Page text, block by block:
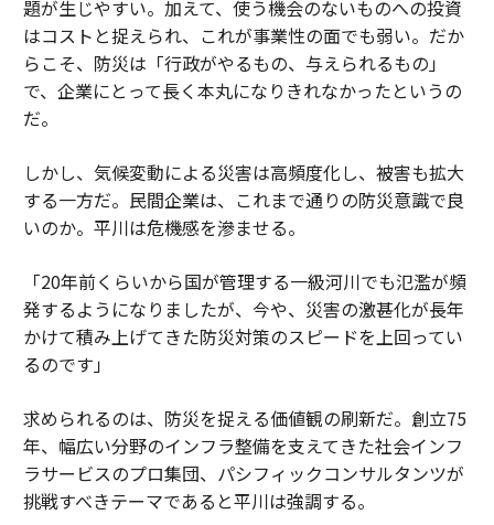
題が生じやすい。加えて、使う機会のないものへの投資
はコストと捉えられ、これが事業性の面でも弱い。だか
らこそ、防災は「行政がやるもの、与えられるもの」
で、企業にとって長く本丸になりきれなかったというの
だ。
しかし、気候変動による災害は高頻度化し、被害も拡大
する一方だ。民間企業は、これまで通りの防災意識で良
いのか。平川は危機感を滲ませる。
「20年前くらいから国が管理する一級河川でも氾濫が頻
発するようになりましたが、今や、災害の激甚化が長年
かけて積み上げてきた防災対策のスピードを上回ってい
るのです」
求められるのは、防災を捉える価値観の刷新だ。創立75
年、幅広い分野のインフラ整備を支えてきた社会インフ
ラサービスのプロ集団、パシフィックコンサルタンツが
挑戦すべきテーマであると平川は強調する。